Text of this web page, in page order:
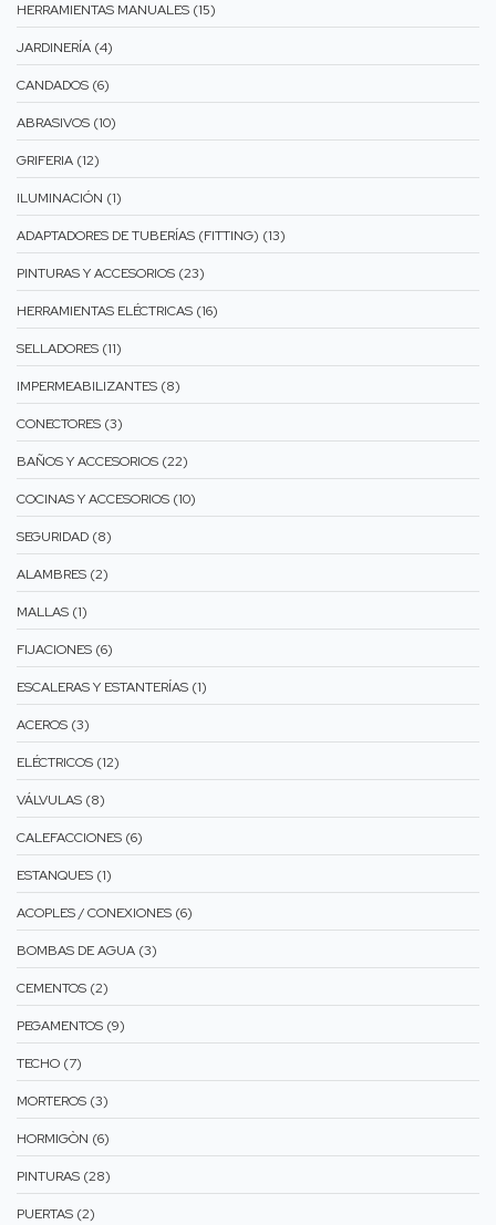
HERRAMIENTAS MANUALES (15)
JARDINERÍA (4)
CANDADOS (6)
ABRASIVOS (10)
GRIFERIA (12)
ILUMINACIÓN (1)
ADAPTADORES DE TUBERÍAS (FITTING) (13)
PINTURAS Y ACCESORIOS (23)
HERRAMIENTAS ELÉCTRICAS (16)
SELLADORES (11)
IMPERMEABILIZANTES (8)
CONECTORES (3)
BAÑOS Y ACCESORIOS (22)
COCINAS Y ACCESORIOS (10)
SEGURIDAD (8)
ALAMBRES (2)
MALLAS (1)
FIJACIONES (6)
ESCALERAS Y ESTANTERÍAS (1)
ACEROS (3)
ELÉCTRICOS (12)
VÁLVULAS (8)
CALEFACCIONES (6)
ESTANQUES (1)
ACOPLES / CONEXIONES (6)
BOMBAS DE AGUA (3)
CEMENTOS (2)
PEGAMENTOS (9)
TECHO (7)
MORTEROS (3)
HORMIGÒN (6)
PINTURAS (28)
PUERTAS (2)